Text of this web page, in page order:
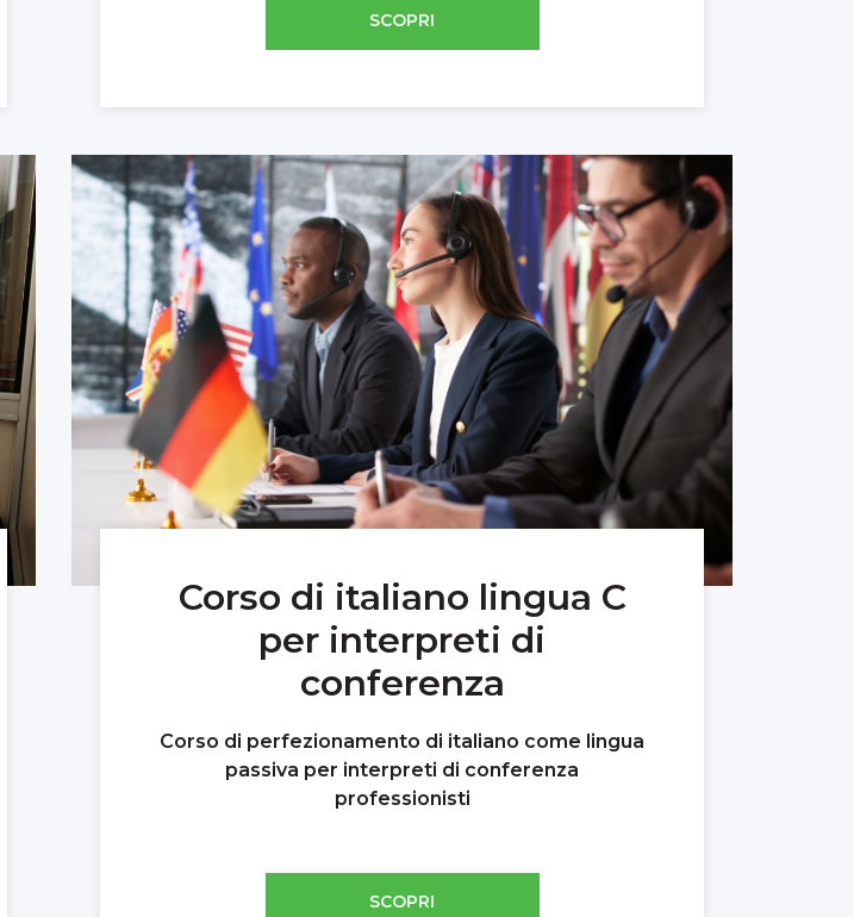
SCOPRI
Corso di italiano lingua C
per interpreti di
conferenza
Corso di perfezionamento di italiano come lingua
passiva per interpreti di conferenza
professionisti
SCOPRI